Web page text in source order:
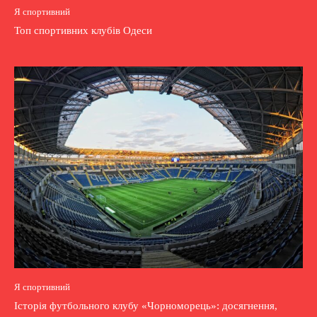
Я спортивний
Топ спортивних клубів Одеси
Я спортивний
Історія футбольного клубу «Чорноморець»: досягнення,